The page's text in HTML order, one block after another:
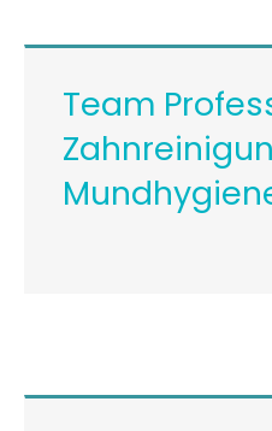
Team